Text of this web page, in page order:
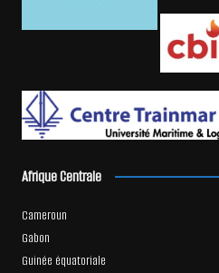
Afrique Centrale
Cameroun
Gabon
Guinée équatoriale